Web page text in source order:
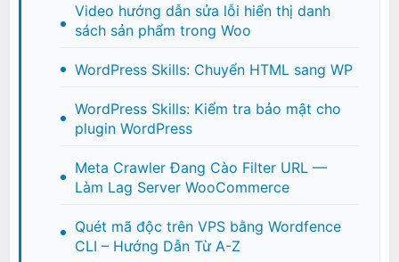
Video hướng dẫn sửa lỗi hiển thị danh
sách sản phẩm trong Woo
WordPress Skills: Chuyển HTML sang WP
WordPress Skills: Kiểm tra bảo mật cho
plugin WordPress
Meta Crawler Đang Cào Filter URL —
Làm Lag Server WooCommerce
Quét mã độc trên VPS bằng Wordfence
CLI – Hướng Dẫn Từ A-Z